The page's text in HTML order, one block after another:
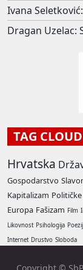
Ivana
Dragan Uzelac:
TAG CLOUD
Hrvatska
Gospodarstvo
Kapitalizam
Europa Fašizam Film
Likovnost Psihologija
Internet Drustvo Sloboda